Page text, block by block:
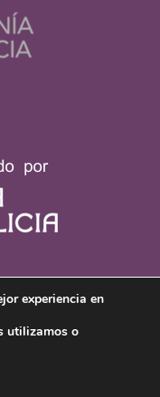
experiencia en
utilizamos o